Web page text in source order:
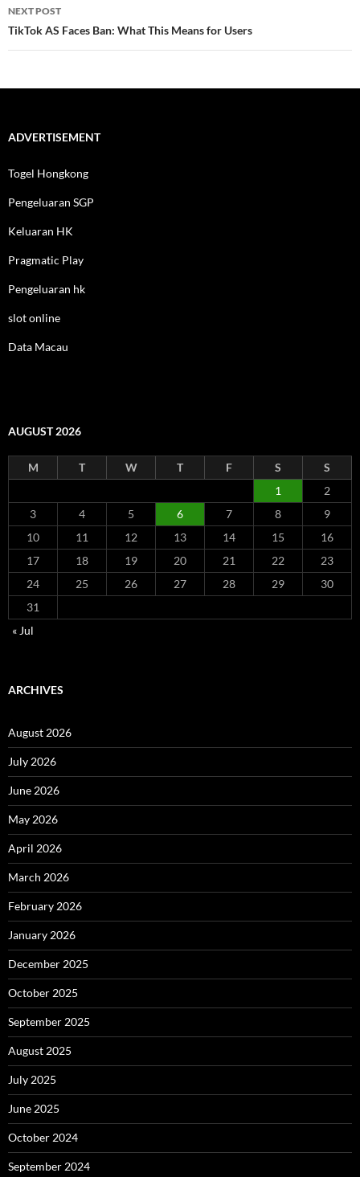
NEXT POST
TikTok AS Faces Ban: What This Means for Users
ADVERTISEMENT
Togel Hongkong
Pengeluaran SGP
Keluaran HK
Pragmatic Play
Pengeluaran hk
slot online
Data Macau
AUGUST 2026
M T W T F S
S
1
2
3
4 5 6 7 8
9
10
11 12 13 14 15
16
17
18 19 20 21 22
23
24
25 26 27 28 29
30
31
« Jul
ARCHIVES
August 2026
July 2026
June 2026
May 2026
April 2026
March 2026
February 2026
January 2026
December 2025
October 2025
September 2025
August 2025
July 2025
June 2025
October 2024
September 2024